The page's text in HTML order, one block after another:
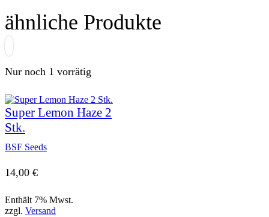
ähnliche Produkte
Nur noch 1 vorrätig
Super Lemon Haze 2
Stk.
BSF Seeds
14,00 €
Enthält 7% Mwst.
zzgl. Versand